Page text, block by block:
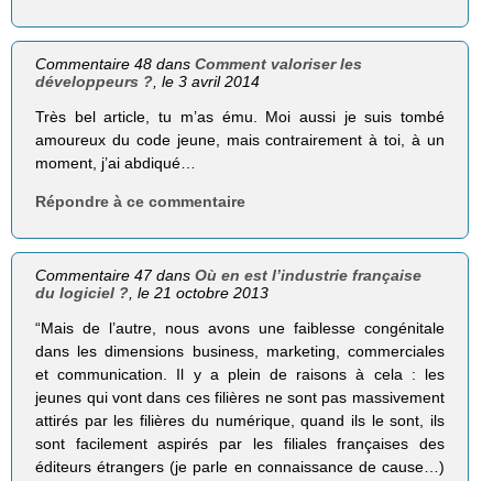
Commentaire 48 dansComment valoriser les
développeurs ? , le 3 avril 2014
Très bel article, tu m’as ému. Moi aussi je suis tombé
amoureux du code jeune, mais contrairement à toi, à un
moment, j’ai abdiqué…
Répondre à ce commentaire
Commentaire 47 dansOù en est l’industrie française
du logiciel ? , le 21 octobre 2013
“Mais de l’autre, nous avons une faiblesse congénitale
dans les dimensions business, marketing, commerciales
et communication. Il y a plein de raisons à cela : les
jeunes qui vont dans ces filières ne sont pas massivement
attirés par les filières du numérique, quand ils le sont, ils
sont facilement aspirés par les filiales françaises des
éditeurs étrangers (je parle en connaissance de cause…)